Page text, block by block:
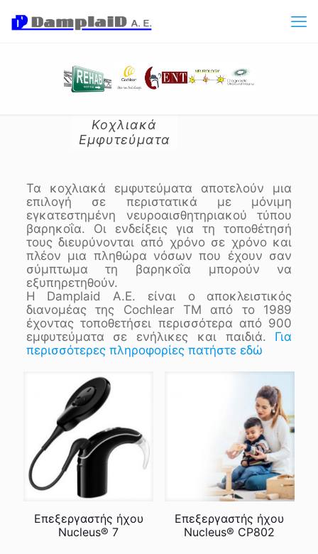
Κοχλιακά
Εμφυτεύματα
Τα κοχλιακά εμφυτεύματα αποτελούν μια
επιλογή σε περιστατικά με μόνιμη
εγκατεστημένη νευροαισθητηριακού τύπου
βαρηκοΐα. Οι ενδείξεις για τη τοποθέτησή
τους διευρύνονται από χρόνο σε χρόνο και
πλέον μια πληθώρα νόσων που έχουν σαν
σύμπτωμα τη βαρηκοΐα μπορούν να
εξυπηρετηθούν.
Η Damplaid A.E. είναι ο αποκλειστικός
διανομέας της Cochlear TM από το 1989
έχοντας τοποθετήσει περισσότερα από 900
εμφυτεύματα σε ενήλικες και παιδιά. Για
περισσότερες πληροφορίες πατήστε εδώ
Επεξεργαστής ήχου
Nucleus® 7
Επεξεργαστής ήχου
Nucleus® CP802